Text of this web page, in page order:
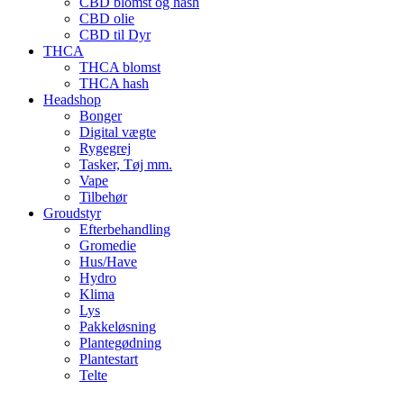
CBD olie
CBD til Dyr
THCA
THCA blomst
THCA hash
Headshop
Bonger
Digital vægte
Rygegrej
Tasker, Tøj mm.
Vape
Tilbehør
Groudstyr
Efterbehandling
Gromedie
Hus/Have
Hydro
Klima
Lys
Pakkeløsning
Plantegødning
Plantestart
Telte